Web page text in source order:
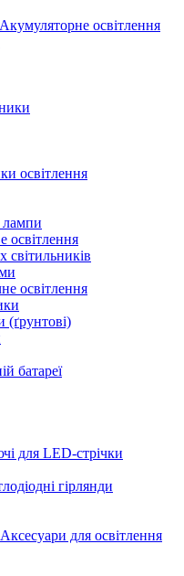
Акумуляторне освітлення
освітлення
лампи
освітлення
світильників
освітлення
(ґрунтові)
батареї
для LED-стрічки
гірлянди
Аксесуари для освітлення